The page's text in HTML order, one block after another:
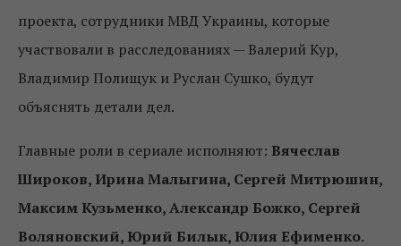
проекта, сотрудники МВД Украины, которые
участвовали в расследованиях — Валерий Кур,
Владимир Полищук и Руслан Сушко, будут
объяснять детали дел.
Главные роли в сериале исполняют: Вячеслав
Широков, Ирина Малыгина, Сергей Митрюшин,
Максим Кузьменко, Александр Божко, Сергей
Воляновский, Юрий Билык, Юлия Ефименко.